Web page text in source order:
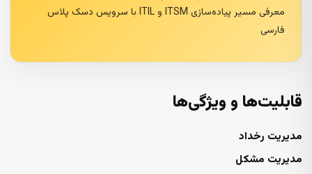
معرفی مسیر پیاده‌سازی ITSM و ITIL با سرویس دسک پلاس
فارسی
قابلیت‌ها و ویژگی‌ها
مدیریت رخداد
مدیریت مشکل